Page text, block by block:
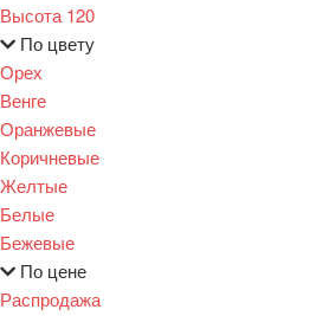
Высота 120
По цвету
Орех
Венге
Оранжевые
Коричневые
Желтые
Белые
Бежевые
По цене
Распродажа